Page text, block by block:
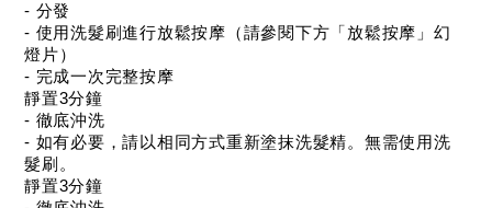
- 分發
- 使用洗髮刷進行放鬆按摩（請參閱下方「放鬆按摩」幻
燈片）
- 完成一次完整按摩
靜置3分鐘
- 徹底沖洗
- 如有必要，請以相同方式重新塗抹洗髮精。無需使用洗
髮刷。
靜置3分鐘